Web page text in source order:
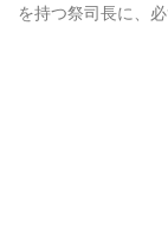
を持つ祭司長に、